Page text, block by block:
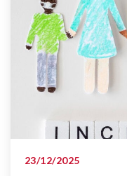
23/12/2025